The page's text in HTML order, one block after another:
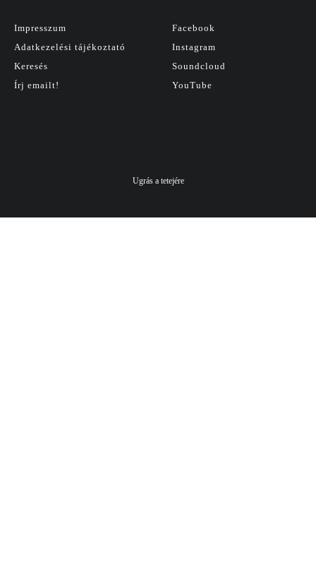
Impresszum
Adatkezelési tájékoztató
Keresés
Írj emailt!
Facebook
Instagram
Soundcloud
YouTube
Ugrás a tetejére